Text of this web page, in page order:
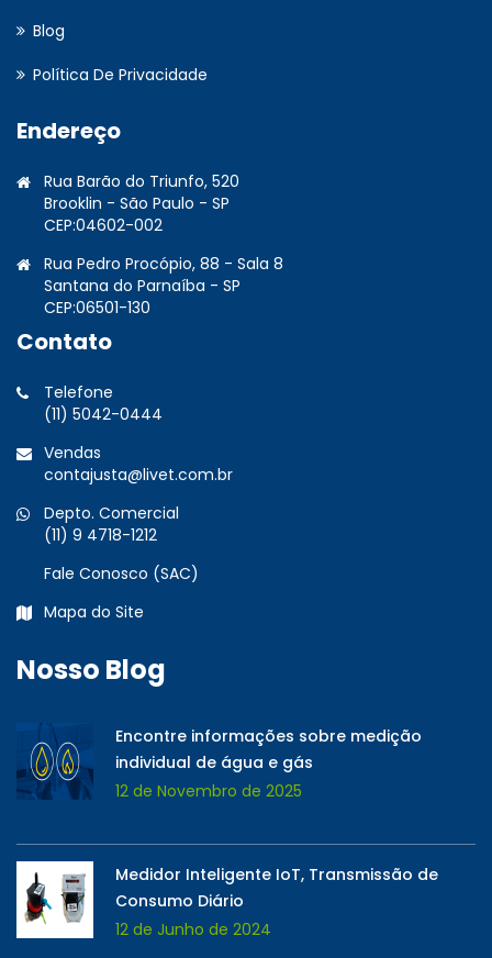
Blog
Política De Privacidade
Endereço
Rua Barão do Triunfo, 520
Brooklin - São Paulo - SP
CEP:04602-002
Rua Pedro Procópio, 88 - Sala 8
Santana do Parnaíba - SP
CEP:06501-130
Contato
Telefone
(11) 5042-0444
Vendas
contajusta@livet.com.br
Depto. Comercial
(11) 9 4718-1212
Fale Conosco (SAC)
Mapa do Site
Nosso Blog
Encontre informações sobre medição
individual de água e gás
12 de Novembro de 2025
Medidor Inteligente IoT, Transmissão de
Consumo Diário
12 de Junho de 2024